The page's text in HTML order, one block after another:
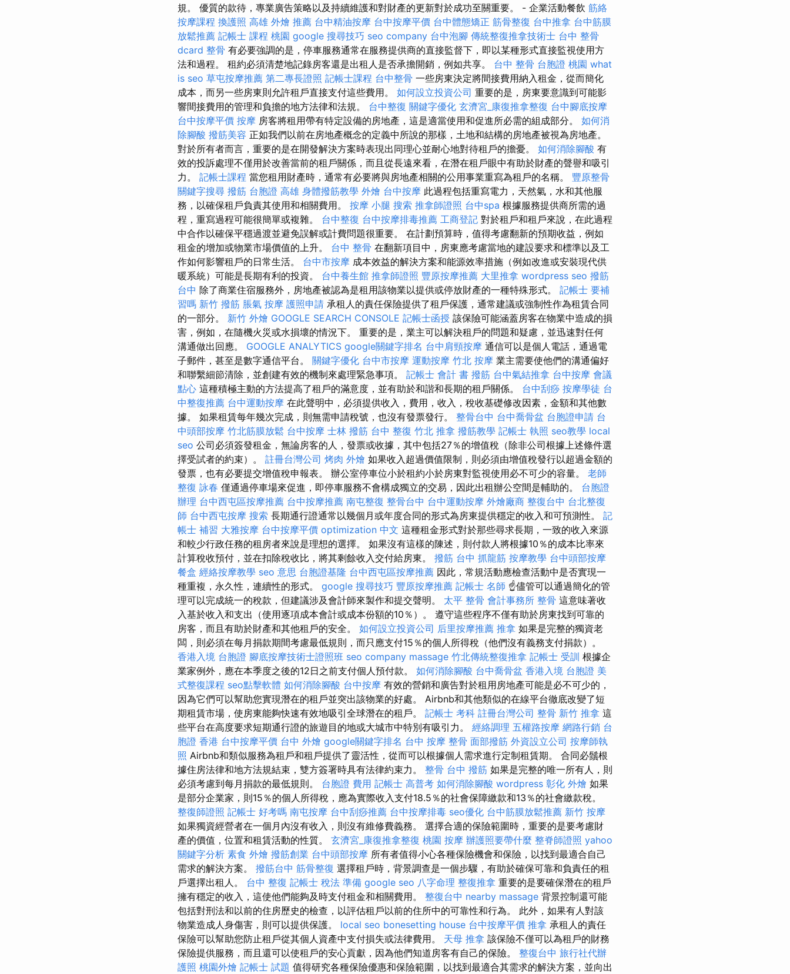
規。 優質的款待，專業廣告策略以及持續維護和對財產的更新對於成功至關重要。 - 企業活動餐飲 筋絡
按摩課程 換護照 高雄 外燴 推薦 台中精油按摩 台中按摩平價 台中體態矯正 筋骨整復 台中推拿 台中筋膜
放鬆推薦 記帳士 課程 桃園 google 搜尋技巧 seo company 台中泡腳 傳統整復推拿技術士 台中 整骨
dcard 整骨 有必要強調的是，停車服務通常在服務提供商的直接監督下，即以某種形式直接監視使用方
法和過程。 租約必須清楚地記錄房客還是出租人是否承擔開銷，例如共享。 台中 整骨 台胞證 桃園 what
is seo 草屯按摩推薦 第二專長證照 記帳士課程 台中整骨 一些房東決定將間接費用納入租金，從而簡化
成本，而另一些房東則允許租戶直接支付這些費用。 如何設立投資公司 重要的是，房東要意識到可能影
響間接費用的管理和負擔的地方法律和法規。 台中整復 關鍵字優化 玄濟宮_康復推拿整復 台中腳底按摩
台中按摩平價 按摩 房客將租用帶有特定設備的房地產，這是適當使用和促進所必需的組成部分。 如何消
除腳酸 撥筋美容 正如我們以前在房地產概念的定義中所說的那樣，土地和結構的房地產被視為房地產。
對於所有者而言，重要的是在開發解決方案時表現出同理心並耐心地對待租戶的擔憂。 如何消除腳酸 有
效的投訴處理不僅用於改善當前的租戶關係，而且從長遠來看，在潛在租戶眼中有助於財產的聲譽和吸引
力。 記帳士課程 當您租用財產時，通常有必要將與房地產相關的公用事業重寫為租戶的名稱。 豐原整骨
關鍵字搜尋 撥筋 台胞證 高雄 身體撥筋教學 外燴 台中按摩 此過程包括重寫電力，天然氣，水和其他服
務，以確保租戶負責其使用和相關費用。 按摩 小腿 搜索 推拿師證照 台中spa 根據服務提供商所需的過
程，重寫過程可能很簡單或複雜。 台中整復 台中按摩排毒推薦 工商登記 對於租戶和租戶來說，在此過程
中合作以確保平穩過渡並避免誤解或計費問題很重要。 在計劃預算時，值得考慮翻新的預期收益，例如
租金的增加或物業市場價值的上升。 台中 整骨 在翻新項目中，房東應考慮當地的建設要求和標準以及工
作如何影響租戶的日常生活。 台中市按摩 成本效益的解決方案和能源效率措施（例如改進或安裝現代供
暖系統）可能是長期有利的投資。 台中養生館 推拿師證照 豐原按摩推薦 大里推拿 wordpress seo 撥筋
台中 除了商業住宿服務外，房地產被認為是租用該物業以提供或停放財產的一種特殊形式。 記帳士 要補
習嗎 新竹 撥筋 脹氣 按摩 護照申請 承租人的責任保險提供了租戶保護，通常建議或強制性作為租賃合同
的一部分。 新竹 外燴 GOOGLE SEARCH CONSOLE 記帳士函授 該保險可能涵蓋房客在物業中造成的損
害，例如，在隨機火災或水損壞的情況下。 重要的是，業主可以解決租戶的問題和疑慮，並迅速對任何
溝通做出回應。 GOOGLE ANALYTICS google關鍵字排名 台中肩頸按摩 通信可以是個人電話，通過電
子郵件，甚至是數字通信平台。 關鍵字優化 台中市按摩 運動按摩 竹北 按摩 業主需要使他們的溝通偏好
和聯繫細節清除，並創建有效的機制來處理緊急事項。 記帳士 會計 書 撥筋 台中氣結推拿 台中按摩 會議
點心 這種積極主動的方法提高了租戶的滿意度，並有助於和諧和長期的租戶關係。 台中刮痧 按摩學徒 台
中整復推薦 台中運動按摩 在此聲明中，必須提供收入，費用，收入，稅收基礎修改因素，金額和其他數
據。 如果租賃每年幾次完成，則無需申請稅號，也沒有發票發行。 整骨台中 台中喬骨盆 台胞證申請 台
中頭部按摩 竹北筋膜放鬆 台中按摩 士林 撥筋 台中 整復 竹北 推拿 撥筋教學 記帳士 執照 seo教學 local
seo 公司必須簽發租金，無論房客的人，發票或收據，其中包括27％的增值稅（除非公司根據上述條件選
擇受試者的約束）。 註冊台灣公司 烤肉 外燴 如果收入超過價值限制，則必須由增值稅發行以超過金額的
發票，也有必要提交增值稅申報表。 辦公室停車位小於租約小於房東對監視使用必不可少的容量。 老師
整復 詠春 僅通過停車場來促進，即停車服務不會構成獨立的交易，因此出租辦公空間是輔助的。 台胞證
辦理 台中西屯區按摩推薦 台中按摩推薦 南屯整復 整骨台中 台中運動按摩 外燴廠商 整復台中 台北整復
師 台中西屯按摩 搜索 長期通行證通常以幾個月或年度合同的形式為房東提供穩定的收入和可預測性。 記
帳士 補習 大雅按摩 台中按摩平價 optimization 中文 這種租金形式對於那些尋求長期，一致的收入來源
和較少行政任務的租房者來說是理想的選擇。 如果沒有這樣的陳述，則付款人將根據10％的成本比率來
計算稅收預付，並在扣除稅收比，將其剩餘收入交付給房東。 撥筋 台中 抓龍筋 按摩教學 台中頭部按摩
餐盒 經絡按摩教學 seo 意思 台胞證基隆 台中西屯區按摩推薦 因此，常規活動應檢查活動中是否實現一
種重複，永久性，連續性的形式。 google 搜尋技巧 豐原按摩推薦 記帳士 名師 ☝儘管可以通過簡化的管
理可以完成統一的稅款，但建議涉及會計師來製作和提交聲明。 太平 整骨 會計事務所 整骨 這意味著收
入基於收入和支出（使用逐項成本會計或成本份額的10％）。 遵守這些程序不僅有助於房東找到可靠的
房客，而且有助於財產和其他租戶的安全。 如何設立投資公司 后里按摩推薦 推拿 如果是完整的獨資老
闆，則必須在每月捐款期間考慮最低規則，而只應支付15％的個人所得稅（他們沒有義務支付捐款）。
香港入境 台胞證 腳底按摩技術士證照班 seo company massage 竹北傳統整復推拿 記帳士 受訓 根據企
業家例外，應在本季度之後的12日之前支付個人預付款。 如何消除腳酸 台中喬骨盆 香港入境 台胞證 美
式整復課程 seo點擊軟體 如何消除腳酸 台中按摩 有效的營銷和廣告對於租用房地產可能是必不可少的，
因為它們可以幫助您實現潛在的租戶並突出該物業的好處。 Airbnb和其他類似的在線平台徹底改變了短
期租賃市場，使房東能夠快速有效地吸引全球潛在的租戶。 記帳士 考科 註冊台灣公司 整骨 新竹 推拿 這
些平台在高度要求短期通行證的旅遊目的地或大城市中特別有吸引力。 經絡調理 五權路按摩 網路行銷 台
胞證 香港 台中按摩平價 台中 外燴 google關鍵字排名 台中 按摩 整骨 面部撥筋 外資設立公司 按摩師執
照 Airbnb和類似服務為租戶和租戶提供了靈活性，從而可以根據個人需求進行定制租賃期。 合同必鬚根
據住房法律和地方法規結束，雙方簽署時具有法律約束力。 整骨 台中 撥筋 如果是完整的唯一所有人，則
必須考慮到每月捐款的最低規則。 台胞證 費用 記帳士 高普考 如何消除腳酸 wordpress 彰化 外燴 如果
是部分企業家，則15％的個人所得稅，應為實際收入支付18.5％的社會保障繳款和13％的社會繳款稅。
整復師證照 記帳士 好考嗎 南屯按摩 台中刮痧推薦 台中按摩排毒 seo優化 台中筋膜放鬆推薦 新竹 按摩
如果獨資經營者在一個月內沒有收入，則沒有維修費義務。 選擇合適的保險範圍時，重要的是要考慮財
產的價值，位置和租賃活動的性質。 玄濟宮_康復推拿整復 桃園 按摩 辦護照要帶什麼 整脊師證照 yahoo
關鍵字分析 素食 外燴 撥筋創業 台中頭部按摩 所有者值得小心各種保險機會和保險，以找到最適合自己
需求的解決方案。 撥筋台中 筋骨整復 選擇租戶時，背景調查是一個步驟，有助於確保可靠和負責任的租
戶選擇出租人。 台中 整復 記帳士 稅法 準備 google seo 八字命理 整復推拿 重要的是要確保潛在的租戶
擁有穩定的收入，這使他們能夠及時支付租金和相關費用。 整復台中 nearby massage 背景控制還可能
包括對刑法和以前的住房歷史的檢查，以評估租戶以前的住所中的可靠性和行為。 此外，如果有人對該
物業造成人身傷害，則可以提供保護。 local seo bonesetting house 台中按摩平價 推拿 承租人的責任
保險可以幫助您防止租戶從其個人資產中支付損失或法律費用。 天母 推拿 該保險不僅可以為租戶的財務
保險提供服務，而且還可以使租戶的安心貢獻，因為他們知道房客有自己的保險。 整復台中 旅行社代辦
護照 桃園外燴 記帳士 試題 值得研究各種保險優惠和保險範圍，以找到最適合其需求的解決方案，並向出